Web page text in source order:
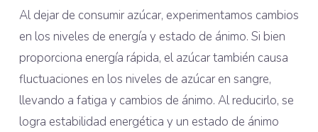
Al dejar de consumir azúcar, experimentamos cambios
en los niveles de energía y estado de ánimo. Si bien
proporciona energía rápida, el azúcar también causa
fluctuaciones en los niveles de azúcar en sangre,
llevando a fatiga y cambios de ánimo. Al reducirlo, se
logra estabilidad energética y un estado de ánimo